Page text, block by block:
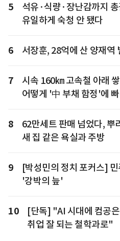
5
석유·식량·장난감까지
유일하게 숙청 안 됐다
6 서장훈, 28억에 산 양재역
7
시속 160㎞ 고속철 아래
어떻게 '中 부채 함정'에
8
62만세트 판매 넘었다, 뿌
새 집 같은 욕실과 주방
9
[박성민의 정치 포커스]
'강박의 늪'
10
[단독] "AI 시대에 컴공
취업 잘 되는 철학과로"